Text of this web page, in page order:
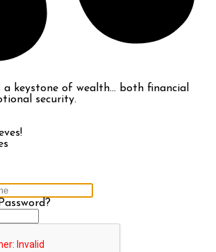
a keystone of wealth… both financial
security.